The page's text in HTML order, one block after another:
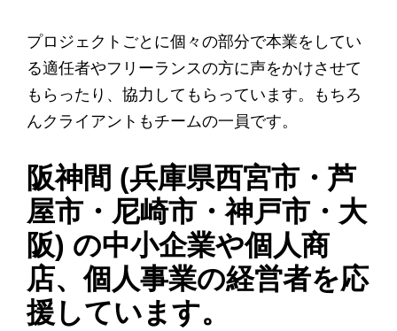
プロジェクトごとに個々の部分で本業をしてい
る適任者やフリーランスの方に声をかけさせて
もらったり、協力してもらっています。もちろ
んクライアントもチームの一員です。
阪神間 (兵庫県西宮市・芦
屋市・尼崎市・神戸市・大
阪) の中小企業や個人商
店、個人事業の経営者を応
援しています。